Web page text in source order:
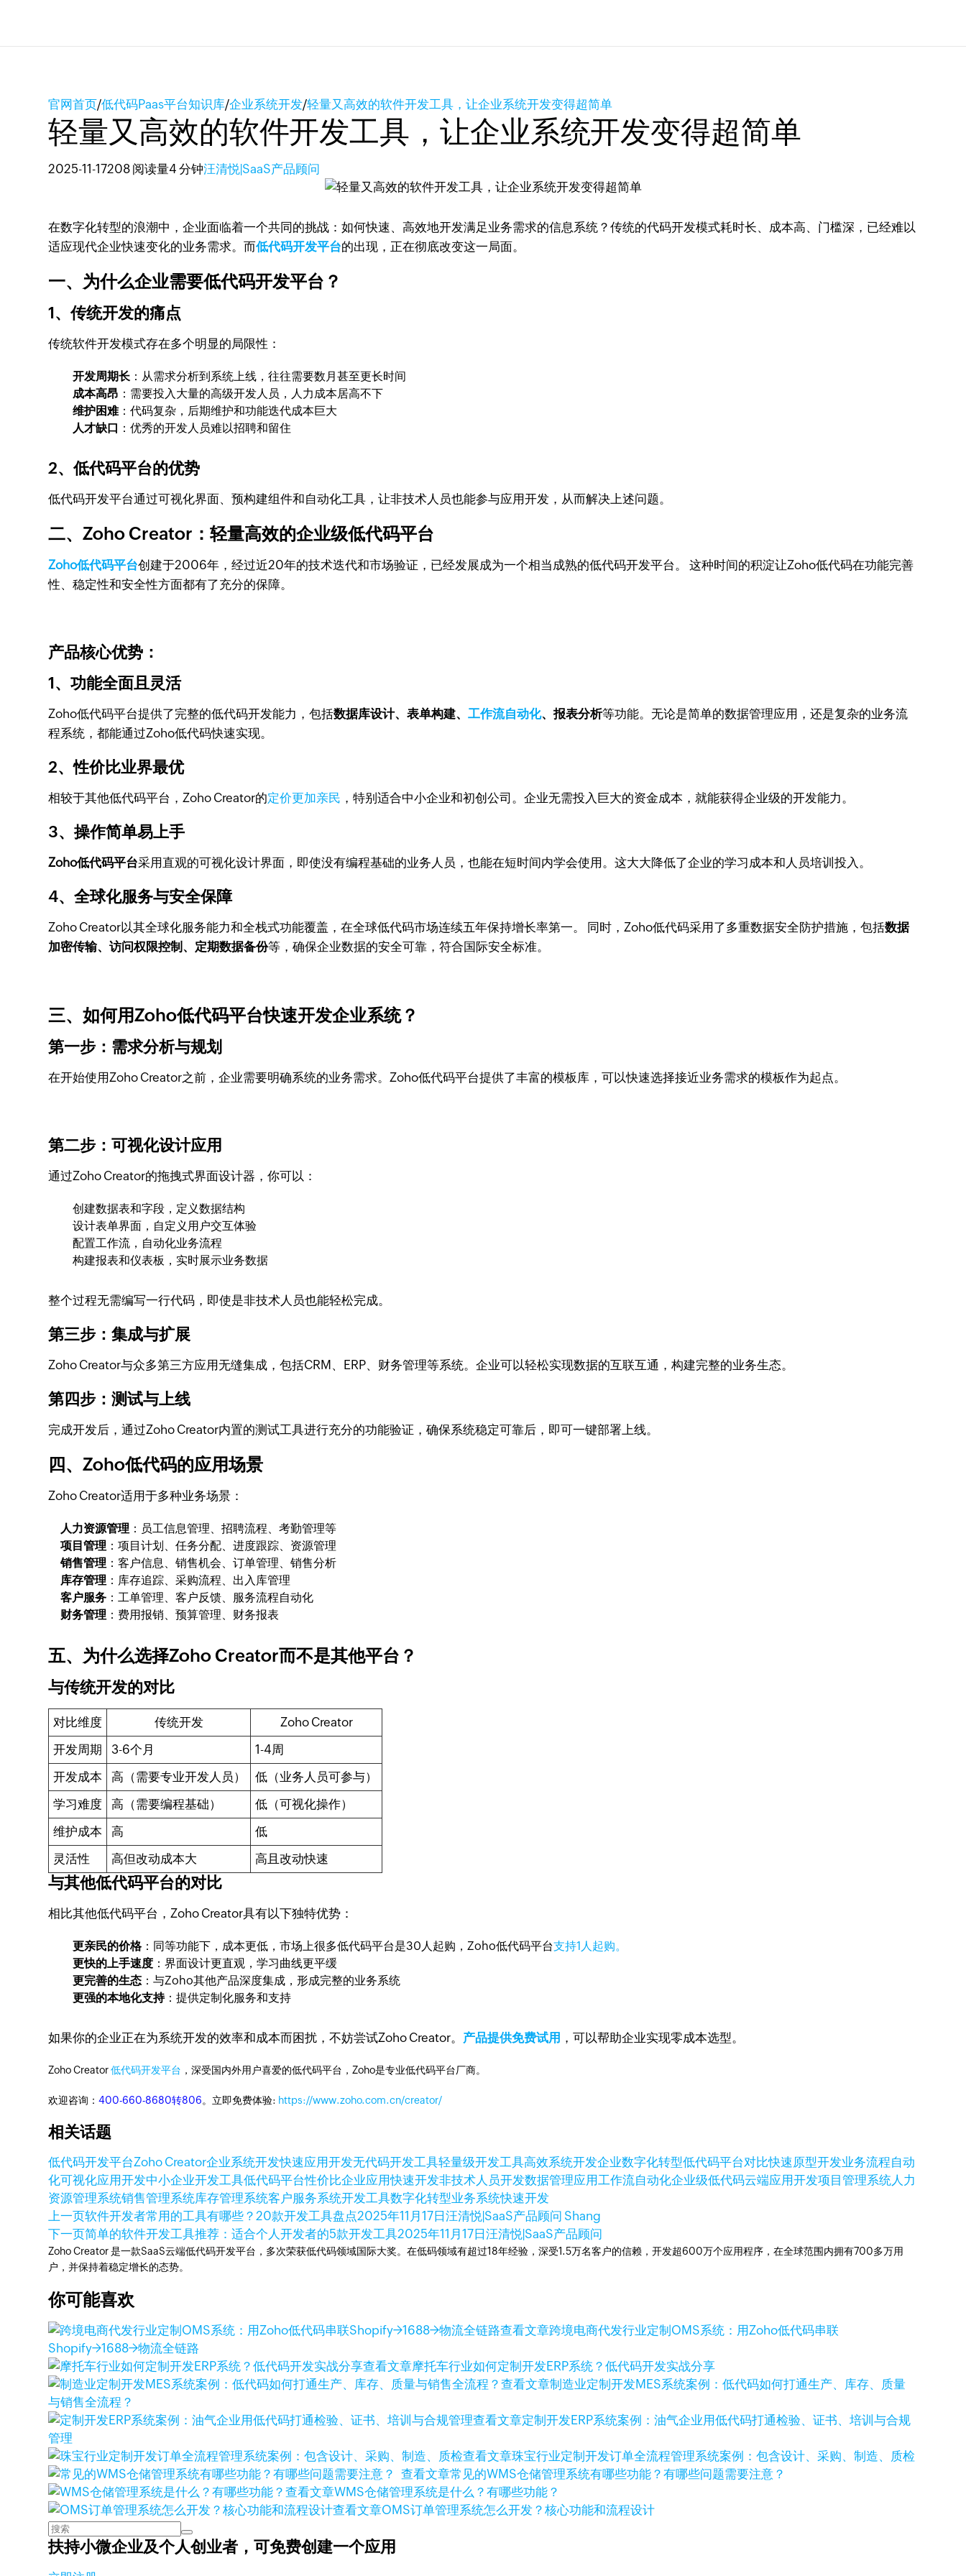
官网首页/低代码Paas平台知识库/企业系统开发/轻量又高效的软件开发工具，让企业系统开发变得超简单
轻量又高效的软件开发工具，让企业系统开发变得超简单
2025-11-17208 阅读量4 分钟汪清悦|SaaS产品顾问
在数字化转型的浪潮中，企业面临着一个共同的挑战：如何快速、高效地开发满足业务需求的信息系统？传统的代码开发模式耗时长、成本高、门槛深，已经难以
适应现代企业快速变化的业务需求。而低代码开发平台的出现，正在彻底改变这一局面。
一、为什么企业需要低代码开发平台？
1、传统开发的痛点
传统软件开发模式存在多个明显的局限性：
开发周期长 ：从需求分析到系统上线，往往需要数月甚至更长时间
成本高昂 ：需要投入大量的高级开发人员，人力成本居高不下
维护困难：代码复杂，后期维护和功能迭代成本巨大
人才缺口 ：优秀的开发人员难以招聘和留住
2、低代码平台的优势
低代码开发平台通过可视化界面、预构建组件和自动化工具，让非技术人员也能参与应用开发，从而解决上述问题。
二、Zoho Creator：轻量高效的企业级低代码平台
Zoho低代码平台创建于2006年，经过近20年的技术迭代和市场验证，已经发展成为一个相当成熟的低代码开发平台。 这种时间的积淀让Zoho低代码在功能完善
性、稳定性和安全性方面都有了充分的保障。
产品核心优势：
1、功能全面且灵活
Zoho低代码平台提供了完整的低代码开发能力，包括数据库设计、表单构建、工作流自动化、报表分析等功能。无论是简单的数据管理应用，还是复杂的业务流
程系统，都能通过Zoho低代码快速实现。
2、性价比业界最优
相较于其他低代码平台，Zoho Creator的定价更加亲民 ，特别适合中小企业和初创公司。企业无需投入巨大的资金成本，就能获得企业级的开发能力。
3、操作简单易上手
Zoho低代码平台采用直观的可视化设计界面，即使没有编程基础的业务人员，也能在短时间内学会使用。这大大降低了企业的学习成本和人员培训投入。
4、全球化服务与安全保障
Zoho Creator以其全球化服务能力和全栈式功能覆盖，在全球低代码市场连续五年保持增长率第一。 同时，Zoho低代码采用了多重数据安全防护措施，包括数据
加密传输、访问权限控制、定期数据备份等，确保企业数据的安全可靠，符合国际安全标准。
三、如何用Zoho低代码平台快速开发企业系统？
第一步：需求分析与规划
在开始使用Zoho Creator之前，企业需要明确系统的业务需求。Zoho低代码平台提供了丰富的模板库，可以快速选择接近业务需求的模板作为起点。
第二步：可视化设计应用
通过Zoho Creator的拖拽式界面设计器，你可以：
创建数据表和字段，定义数据结构
设计表单界面，自定义用户交互体验
配置工作流，自动化业务流程
构建报表和仪表板，实时展示业务数据
整个过程无需编写一行代码，即使是非技术人员也能轻松完成。
第三步：集成与扩展
Zoho Creator与众多第三方应用无缝集成，包括CRM、ERP、财务管理等系统。企业可以轻松实现数据的互联互通，构建完整的业务生态。
第四步：测试与上线
完成开发后，通过Zoho Creator内置的测试工具进行充分的功能验证，确保系统稳定可靠后，即可一键部署上线。
四、Zoho低代码的应用场景
Zoho Creator适用于多种业务场景：
人力资源管理 ：员工信息管理、招聘流程、考勤管理等
项目管理 ：项目计划、任务分配、进度跟踪、资源管理
销售管理 ：客户信息、销售机会、订单管理、销售分析
库存管理 ：库存追踪、采购流程、出入库管理
客户服务 ：工单管理、客户反馈、服务流程自动化
财务管理 ：费用报销、预算管理、财务报表
五、为什么选择Zoho Creator而不是其他平台？
与传统开发的对比
对比维度 传统开发
Zoho Creator
开发周期
3-6个月
1-4周
开发成本
高（需要专业开发人员）
低（业务人员可参与）
学习难度
高（需要编程基础）
低（可视化操作）
维护成本
高
低
灵活性
高但改动成本大 高且改动快速
与其他低代码平台的对比
相比其他低代码平台，Zoho Creator具有以下独特优势：
更亲民的价格：同等功能下，成本更低，市场上很多低代码平台是30人起购，Zoho低代码平台支持1人起购。
更快的上手速度 ：界面设计更直观，学习曲线更平缓
更完善的生态 ：与Zoho其他产品深度集成，形成完整的业务系统
更强的本地化支持：提供定制化服务和支持
如果你的企业正在为系统开发的效率和成本而困扰，不妨尝试Zoho Creator。 产品提供免费试用 ，可以帮助企业实现零成本选型。
Zoho Creator低代码开发平台 ，深受国内外用户喜爱的低代码平台，Zoho是专业低代码平台厂商。
欢迎咨询：400-660-8680转806。立即免费体验: https://www.zoho.com.cn/creator/
相关话题
低代码开发平台Zoho Creator企业系统开发快速应用开发无代码开发工具轻量级开发工具高效系统开发企业数字化转型低代码平台对比快速原型开发业务流程自动
化可视化应用开发中小企业开发工具低代码平台性价比企业应用快速开发非技术人员开发数据管理应用工作流自动化企业级低代码云端应用开发项目管理系统人力
资源管理系统销售管理系统库存管理系统客户服务系统开发工具数字化转型业务系统快速开发
上一页软件开发者常用的工具有哪些？20款开发工具盘点2025年11月17日汪清悦|SaaS产品顾问 Shang
下一页简单的软件开发工具推荐：适合个人开发者的5款开发工具2025年11月17日汪清悦|SaaS产品顾问
Zoho Creator 是一款SaaS云端低代码开发平台，多次荣获低代码领域国际大奖。在低码领域有超过18年经验，深受1.5万名客户的信赖，开发超600万个应用程序，在全球范围内拥有700多万用
户，并保持着稳定增长的态势。
你可能喜欢
查看文章跨境电商代发行业定制OMS系统：用Zoho低代码串联
Shopify→1688→物流全链路
查看文章摩托车行业如何定制开发ERP系统？低代码开发实战分享
查看文章制造业定制开发MES系统案例：低代码如何打通生产、库存、质量
与销售全流程？
查看文章定制开发ERP系统案例：油气企业用低代码打通检验、证书、培训与合规
管理
查看文章珠宝行业定制开发订单全流程管理系统案例：包含设计、采购、制造、质检
查看文章常见的WMS仓储管理系统有哪些功能？有哪些问题需要注意？
查看文章WMS仓储管理系统是什么？有哪些功能？
查看文章OMS订单管理系统怎么开发？核心功能和流程设计
扶持小微企业及个人创业者，可免费创建一个应用